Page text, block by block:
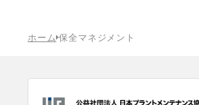
ホーム 保全マネジメント